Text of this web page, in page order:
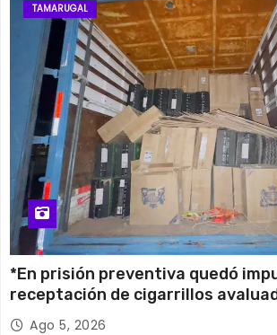
TAMARUGAL
*En prisión preventiva quedó
receptación de cigarrillos
millones*
Ago 5, 2026